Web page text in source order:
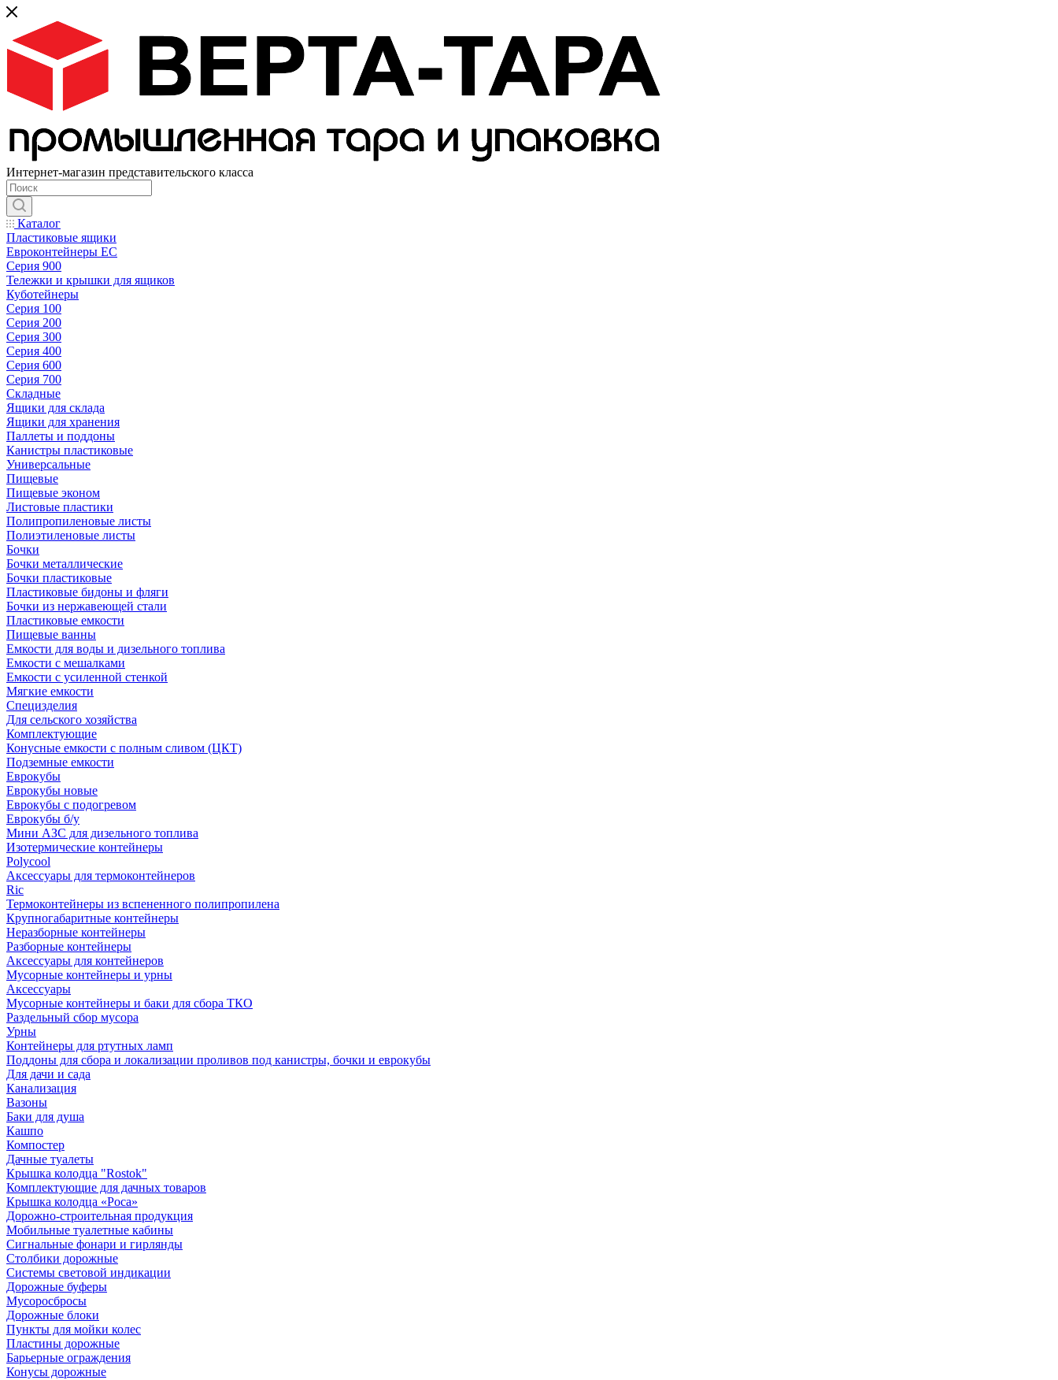
Интернет-магазин представительского класса
Каталог
Пластиковые ящики
Евроконтейнеры ЕС
Серия 900
Тележки и крышки для ящиков
Куботейнеры
Серия 100
Серия 200
Серия 300
Серия 400
Серия 600
Серия 700
Складные
Ящики для склада
Ящики для хранения
Паллеты и поддоны
Канистры пластиковые
Универсальные
Пищевые
Пищевые эконом
Листовые пластики
Полипропиленовые листы
Полиэтиленовые листы
Бочки
Бочки металлические
Бочки пластиковые
Пластиковые бидоны и фляги
Бочки из нержавеющей стали
Пластиковые емкости
Пищевые ванны
Емкости для воды и дизельного топлива
Емкости с мешалками
Емкости с усиленной стенкой
Мягкие емкости
Специзделия
Для сельского хозяйства
Комплектующие
Конусные емкости с полным сливом (ЦКТ)
Подземные емкости
Еврокубы
Еврокубы новые
Еврокубы с подогревом
Еврокубы б/у
Мини АЗС для дизельного топлива
Изотермические контейнеры
Polycool
Аксессуары для термоконтейнеров
Ric
Термоконтейнеры из вспененного полипропилена
Крупногабаритные контейнеры
Неразборные контейнеры
Разборные контейнеры
Аксессуары для контейнеров
Мусорные контейнеры и урны
Аксессуары
Мусорные контейнеры и баки для сбора ТКО
Раздельный сбор мусора
Урны
Контейнеры для ртутных ламп
Поддоны для сбора и локализации проливов под канистры, бочки и еврокубы
Для дачи и сада
Канализация
Вазоны
Баки для душа
Кашпо
Компостер
Дачные туалеты
Крышка колодца "Rostok"
Комплектующие для дачных товаров
Крышка колодца «Роса»
Дорожно-строительная продукция
Мобильные туалетные кабины
Сигнальные фонари и гирлянды
Столбики дорожные
Системы световой индикации
Дорожные буферы
Мусоросбросы
Дорожные блоки
Пункты для мойки колес
Пластины дорожные
Барьерные ограждения
Конусы дорожные